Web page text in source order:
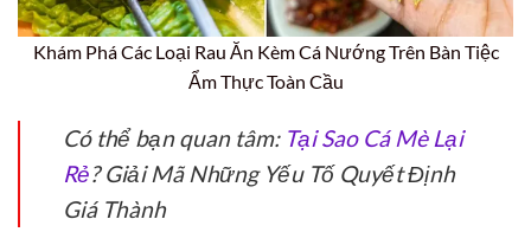
Khám Phá Các Loại Rau Ăn Kèm Cá Nướng Trên Bàn Tiệc
Ẩm Thực Toàn Cầu
Có thể bạn quan tâm: Tại Sao Cá Mè Lại
Rẻ? Giải Mã Những Yếu Tố Quyết Định
Giá Thành